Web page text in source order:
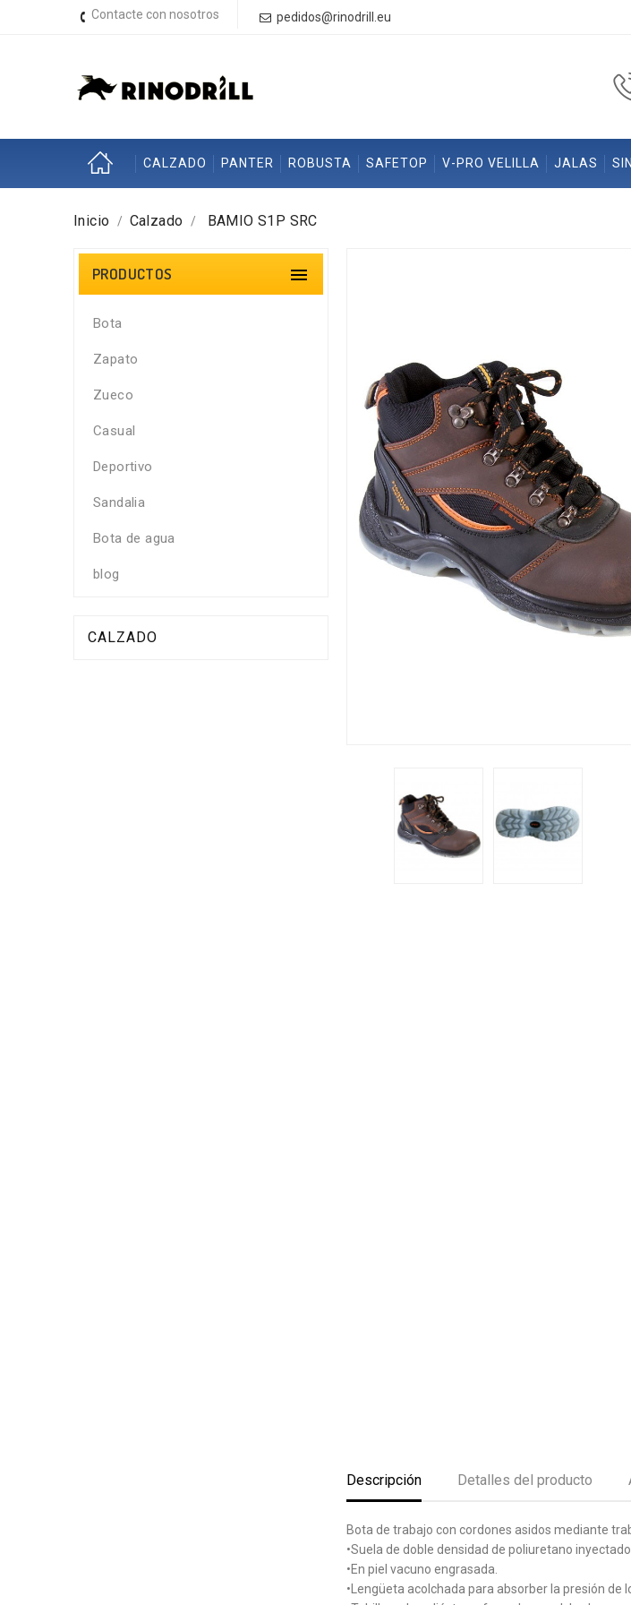
Contacte con nosotros pedidos@rinodrill.eu
CALZADO PANTER ROBUSTA SAFETOP V-PRO VELILLA JALAS
Inicio Calzado BAMIO S1P SRC
PRODUCTOS 
Bota
Zapato
Zueco
Casual
Deportivo
Sandalia
Bota de agua
blog
CALZADO
Descripción Detalles del producto
Bota de trabajo con cordones asidos mediante
•Suela de doble densidad de poliuretano inyectado.
•En piel vacuno engrasada.
•Lengüeta acolchada para absorber la presión de